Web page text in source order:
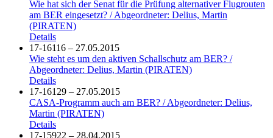
Wie hat sich der Senat für die Prüfung alternativer Flugrouten
am BER eingesetzt? / Abgeordneter: Delius, Martin
(PIRATEN)
Details
17-16116 – 27.05.2015
Wie steht es um den aktiven Schallschutz am BER? /
Abgeordneter: Delius, Martin (PIRATEN)
Details
17-16129 – 27.05.2015
CASA-Programm auch am BER? / Abgeordneter: Delius,
Martin (PIRATEN)
Details
17-15922 – 28.04.2015